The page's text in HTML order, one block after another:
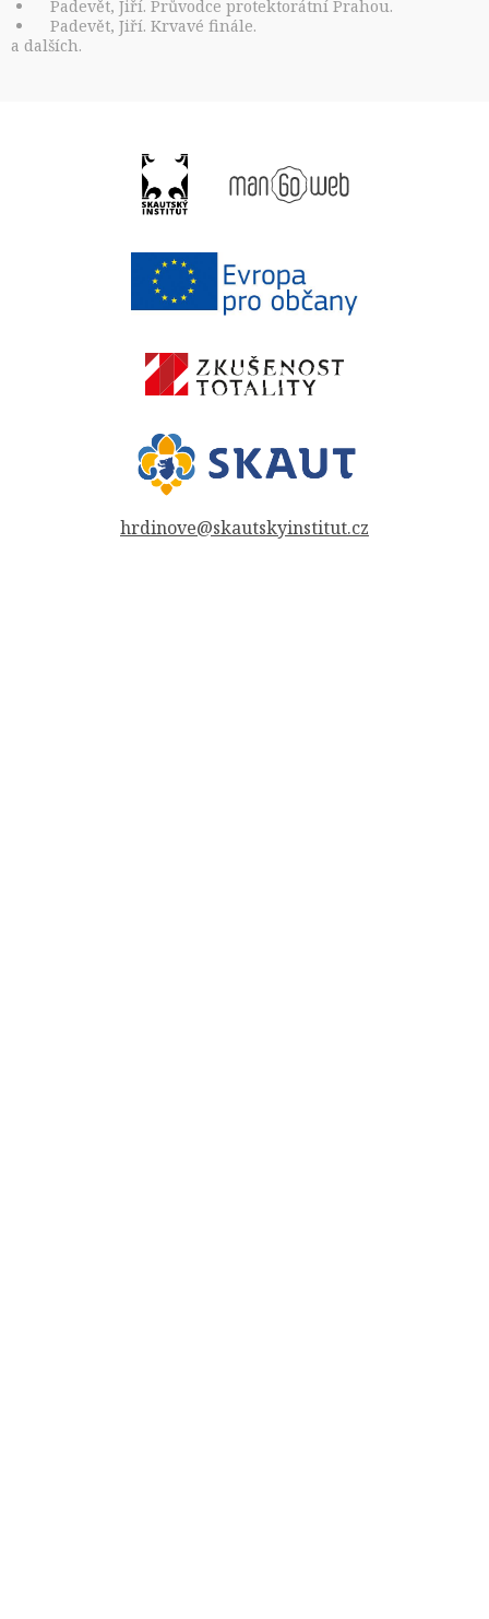
Padevět, Jiří. Průvodce protektorátní Prahou.
Padevět, Jiří. Krvavé finále.
a dalších.
hrdinove@skautskyinstitut.cz